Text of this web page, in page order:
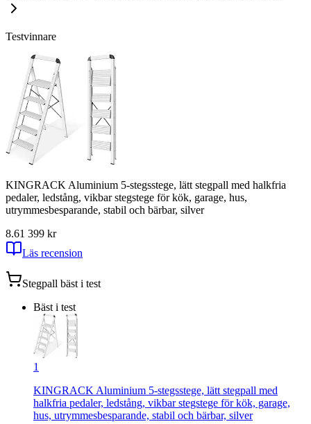
Testvinnare
KINGRACK Aluminium 5-stegsstege, lätt stegpall med halkfria
pedaler, ledstång, vikbar stegstege för kök, garage, hus,
utrymmesbesparande, stabil och bärbar, silver
8.61 399 kr
Läs recension
Stegpall bäst i test
Bäst i test
1
KINGRACK Aluminium 5-stegsstege, lätt stegpall med
halkfria pedaler, ledstång, vikbar stegstege för kök, garage,
hus, utrymmesbesparande, stabil och bärbar, silver